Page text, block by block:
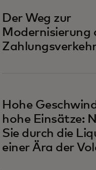
Der Weg zur
Modernisierung
Hohe
hohe Einsätze:
Sie durch die
einer Ära der